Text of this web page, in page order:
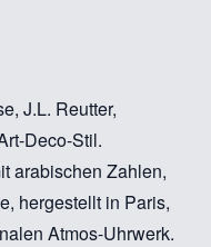
J.L. Reutter,
Deco-Stil.
arabischen Zahlen,
hergestellt in Paris,
Atmos-Uhrwerk.